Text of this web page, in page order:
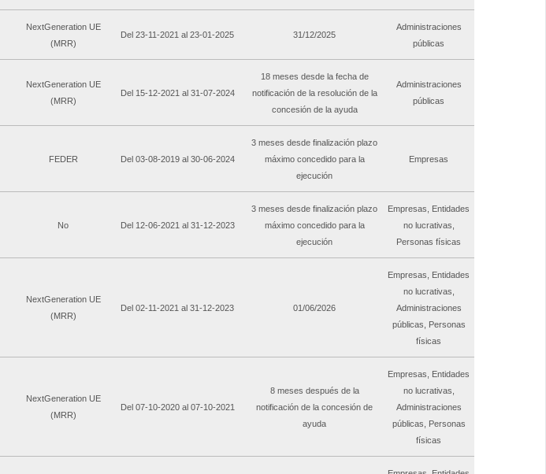
NextGeneration UE
(MRR)
Del 23-11-2021 al 23-01-2025 31/12/2025
Administraciones
públicas
NextGeneration UE
(MRR)
Del 15-12-2021 al 31-07-2024
18 meses desde la fecha de
notificación de la resolución de la
concesión de la ayuda
Administraciones
públicas
FEDER Del 03-08-2019 al 30-06-2024
3 meses desde finalización plazo
máximo concedido para la
ejecución
Empresas
No Del 12-06-2021 al 31-12-2023
3 meses desde finalización plazo
máximo concedido para la
ejecución
Empresas, Entidades
no lucrativas,
Personas físicas
NextGeneration UE
(MRR)
Del 02-11-2021 al 31-12-2023 01/06/2026
Empresas, Entidades
no lucrativas,
Administraciones
públicas, Personas
físicas
NextGeneration UE
(MRR)
Del 07-10-2020 al 07-10-2021
8 meses después de la
notificación de la concesión de
ayuda
Empresas, Entidades
no lucrativas,
Administraciones
públicas, Personas
físicas